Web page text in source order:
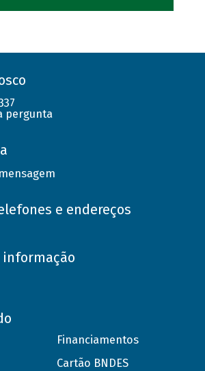
pergunta
e endereços
informação
Financiamentos
Cartão BNDES